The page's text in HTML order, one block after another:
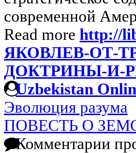
современной
Read more http://
ЯКОВЛЕВ-ОТ-
ДОКТРИНЫ-И-
Uzbekistan
Эволюция разума
ПОВЕСТЬ О
Комментарии